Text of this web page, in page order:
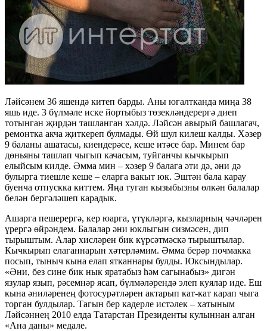
Ләйсәнем 36 яшендә китеп барды. Аны югалтканда миңа 38
яшь иде. 3 бүлмәле иске йортыбыз төзекләндерергә диеп
тотынган җирдән ташланган хәлдә. Ләйсән авырый башлагач,
ремонтка акча җиткереп булмады. Өй шул килеш калды. Хәзер
9 баланы ашатасы, киендерәсе, кеше итәсе бар. Минем бар
дөньяны ташлап чыгып качасым, туйганчы кычкырып
елыйсым килде. Әмма мин – хәзер 9 балага әти дә, әни дә
булырга тиешле кеше – еларга вакыт юк. Эштән бала карау
буенча отпускка киттем. Яңа туган кызыбызны өлкән балалар
белән бергәләшеп карадык.
Ашарга пешерергә, кер юарга, үтүкләргә, кызларның чәчләрен
үрергә өйрәндем. Балалар әни юклыгын сизмәсен, дип
тырыштым. Алар хисләрен бик күрсәтмәскә тырыштылар.
Кычкырып елаганнарын хәтерләмим. Әмма берәр почмакка
посып, тыныч кына елап ятканнары булды. Юксындылар.
«Әни, без сине бик нык яратабыз һәм сагынабыз» дигән
язулар язып, рәсемнәр ясап, бүлмәләрендә элеп куялар иде. Еш
кына әниләренең фотосурәтләрен актарып кат-кат карап чыга
торган булдылар. Тагын бер кадерле истәлек – хатыным
Ләйсәннең 2010 елда Татарстан Президенты кулыннан алган
«Ана даны» медале.